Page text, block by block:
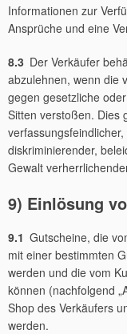
Informationen zur
Ansprüche und eine
8.3 Der Verkäufer
abzulehnen, wenn die
gegen gesetzliche
Sitten verstoßen. Dies
diskriminierender,
Gewalt
9) Einlösung
9.1 Gutscheine, die
mit einer bestimmten
werden und die vom
können (nachfolgend
Shop des Verkäufers
werden.